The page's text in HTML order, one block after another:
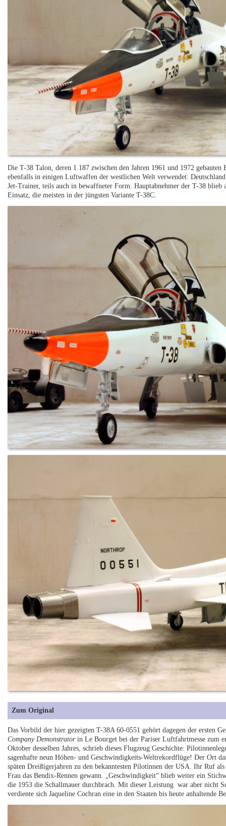
Die T-38 Talon, deren 1.187 zwischen den Jahren 1961 und 1972
ebenfalls in einigen Luftwaffen der westlichen Welt verwendet:
Jet-Trainer, teils auch in bewaffneter Form. Hauptabnehmer der T-38
Einsatz, die meisten in der jüngsten Variante T-38C.
Zum Original
Das Vorbild der hier gezeigten T-38A 60-0551 gehört dagegen der ersten
Company Demonstratorin Le Bourget bei der Pariser Luftfahrtmesse zum
Oktober desselben Jahres, schrieb dieses Flugzeug Geschichte:
sagenhafte neun Höhen- und Geschwindigkeits-Weltrekordflüge! Der Ort
späten Dreißigerjahren zu den bekanntesten Pilotinnen der USA. Ihr Ruf
Frau das Bendix-Rennen gewann. „Geschwindigkeit“ blieb weiter ein
die 1953 die Schallmauer durchbrach. Mit dieser Leistung war aber nicht
verdiente sich Jaqueline Cochran eine in den Staaten bis heute anhaltende